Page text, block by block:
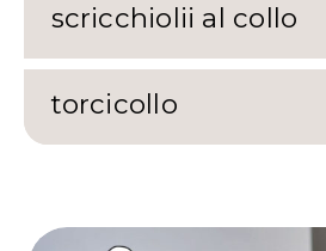
scricchiolii al collo
torcicollo